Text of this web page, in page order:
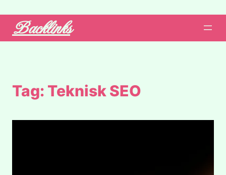
Backlinks
Tag: Teknisk SEO